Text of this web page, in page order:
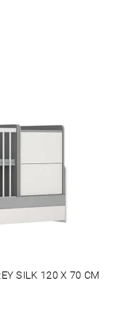
SILK 120 X 70 CM